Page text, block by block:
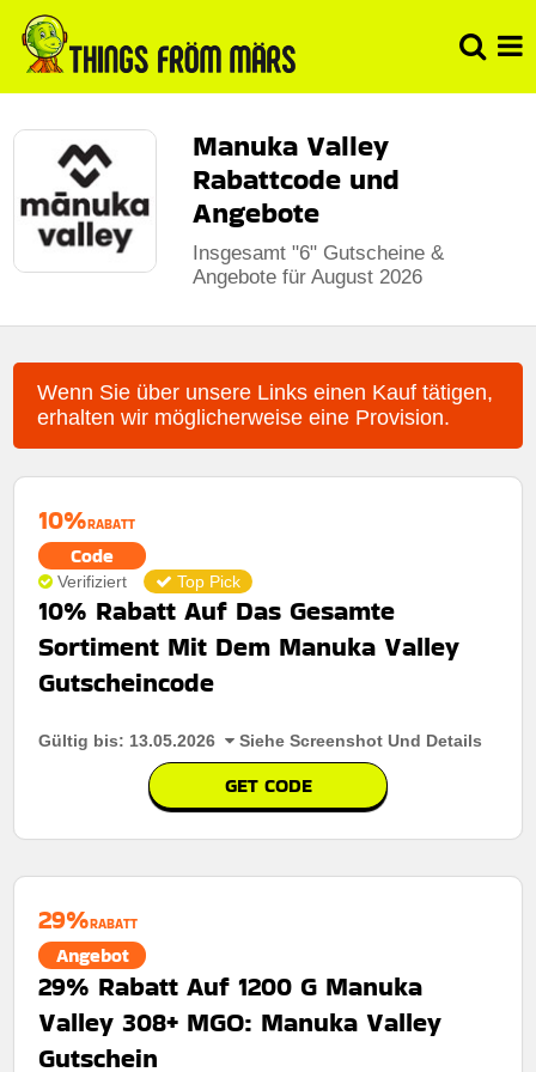
Manuka Valley
Rabattcode und
Angebote
Insgesamt "6" Gutscheine &
Angebote für August 2026
Wenn Sie über unsere Links einen Kauf tätigen,
erhalten wir möglicherweise eine Provision.
10%RABATT
Code
Verifiziert Top Pick
10% Rabatt Auf Das Gesamte
Sortiment Mit Dem Manuka Valley
Gutscheincode
Gültig bis: 13.05.2026 Siehe Screenshot Und Details
GET CODE
29%RABATT
Angebot
29% Rabatt Auf 1200 G Manuka
Valley 308+ MGO: Manuka Valley
Gutschein